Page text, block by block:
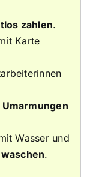
zahlen.
Karte
Wasser und
waschen.